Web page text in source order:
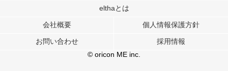
このサイトでは Cookie を使用して、ユーザーに合わせたコンテンツや広告の
行っています。
メディアや広告配信、データ解析の各パートナーに提供しています。
各パートナーは、この情報とユーザーが各パートナーに提供した他の情報や、
ユーザーが各パートナーのサービスを使用したときに収集した他の情報を組み
elthaとは
会社概要 個人情報保護方針
お問い合わせ
採用情報
© oricon ME inc.